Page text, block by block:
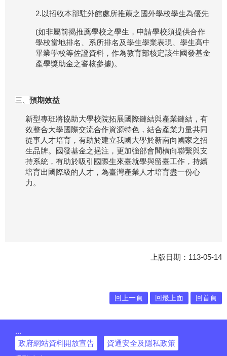
2.以招收本部駐外館處所推薦之國外學校學生為優先
(如非屬前揭推薦學校之學生，申請學校須提供合作
學校當地排名、系所排名及學生學業表現、學生高中
畢業學校等佐證資料，作為教育部核定該生國發基金
產學獎助金之審核參據)。
三、 預期效益
新型專班將協助大學校院拓展國際鏈結與產業鏈結，有
效整合大學國際交流合作資源特色，結合產業力量共同
從事人才培育，有助於建立我國大學於新南向國家之招
生品牌。國發基金之挹注，更加強部會間橫向聯繫與支
持系統，有助於吸引國際生來臺就學與留臺工作，持續
培育出國際級的人才，為臺灣產業人才培育盡一份心
力。
上版日期：113-05-14
回上一頁 回最上面 回首頁
:::
政府網站資料開放宣告
資通安全及隱私政策